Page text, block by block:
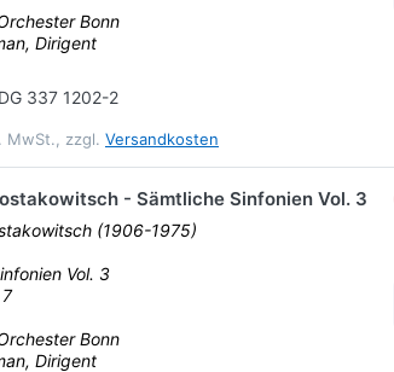
Bonn
Dirigent
337 1202-2
MwSt., zzgl. Versandkosten
- Sämtliche Sinfonien Vol. 3
(1906-1975)
Vol. 3
Bonn
Dirigent